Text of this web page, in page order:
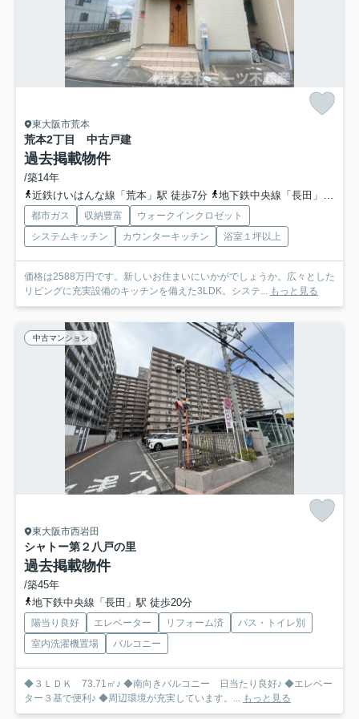
東大阪市荒本
荒本2丁目 中古戸建
過去掲載物件
/築14年
近鉄けいはんな線「荒本」駅 徒歩7分
地下鉄中央線「長田」駅 徒歩20分
都市ガス 収納豊富
ウォークインクロゼット
システムキッチン
カウンターキッチン 浴室１坪以上
価格は2588万円です。新しいお住まいにいかがでしょうか。広々とした
リビングに充実設備のキッチンを備えた3LDK。システ...
もっと見る
中古マンション
東大阪市西岩田
シャトー第２八戸の里
過去掲載物件
/築45年
地下鉄中央線「長田」駅 徒歩20分
陽当り良好 エレベーター リフォーム済
バス・トイレ別
室内洗濯機置場
バルコニー
◆３ＬＤＫ 73.71㎡♪ ◆南向きバルコニー 日当たり良好♪ ◆エレベー
ター３基で便利♪ ◆周辺環境が充実しています。...
もっと見る